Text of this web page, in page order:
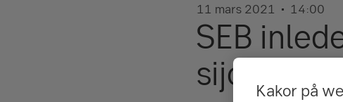
11 mars 2021 14:00
SEB
sijoittaaKakor på